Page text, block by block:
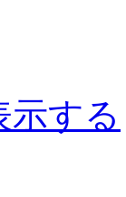
示する